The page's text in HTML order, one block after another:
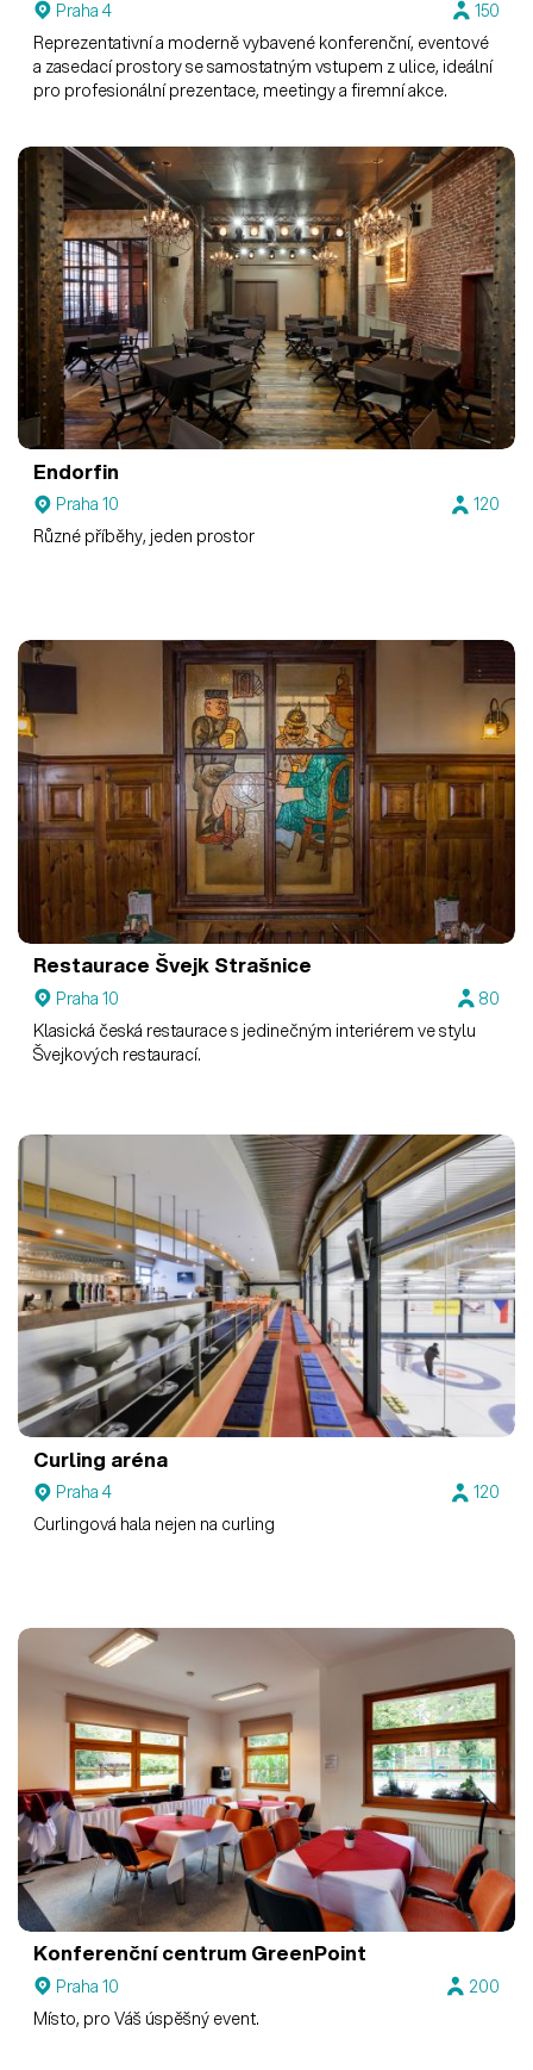
Praha 4
150
Reprezentativní a moderně vybavené konferenční, eventové
a zasedací prostory se samostatným vstupem z ulice, ideální
pro profesionální prezentace, meetingy a firemní akce.
Endorfin
Praha 10
120
Různé příběhy, jeden prostor
Restaurace Švejk Strašnice
Praha 10
80
Klasická česká restaurace s jedinečným interiérem ve stylu
Švejkových restaurací.
Curling aréna
Praha 4
120
Curlingová hala nejen na curling
Konferenční centrum GreenPoint
Praha 10
200
Místo, pro Váš úspěšný event.